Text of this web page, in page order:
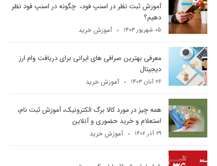
آموزش ثبت نظر در اسنپ فود، چگونه در اسنپ فود نظر
دهیم؟
۰۵ شهریور ۱۴۰۳ آموزش خرید
معرفی بهترین صرافی های ایرانی برای دریافت وام ارز
دیجیتال
۲۶ آبان ۱۴۰۳ آموزش خرید
همه چیز در مورد کالا برگ الکترونیک، آموزش ثبت نام،
استعلام و خرید حضوری و آنلاین
۲۹ آذر ۱۴۰۲ آموزش خرید